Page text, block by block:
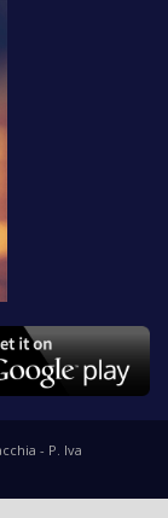
- P. Iva